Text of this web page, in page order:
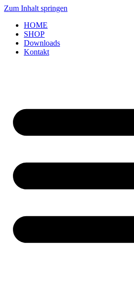
Zum Inhalt springen
HOME
SHOP
Downloads
Kontakt